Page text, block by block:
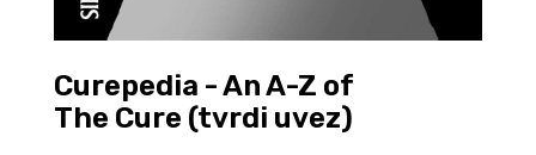
Curepedia - An A-Z of
The Cure (tvrdi uvez)